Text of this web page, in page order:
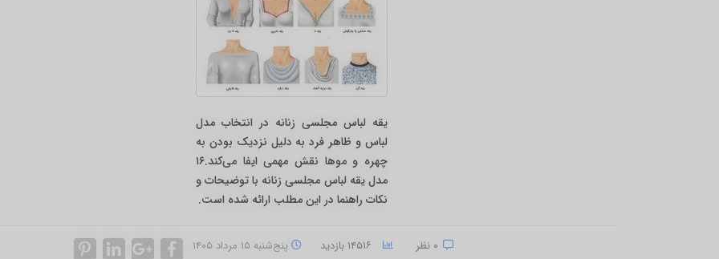
یقه لباس مجلسی زنانه در انتخاب مدل
لباس و ظاهر فرد به دلیل نزدیک بودن به
چهره و مو‌ها نقش مهمی ایفا می‌کند.۱۶
مدل یقه لباس مجلسی زنانه با توضیحات و
نکات راهنما در این مطلب ارائه شده است.
پنج‌شنبه ۱۵ مرداد ۱۴۰۵